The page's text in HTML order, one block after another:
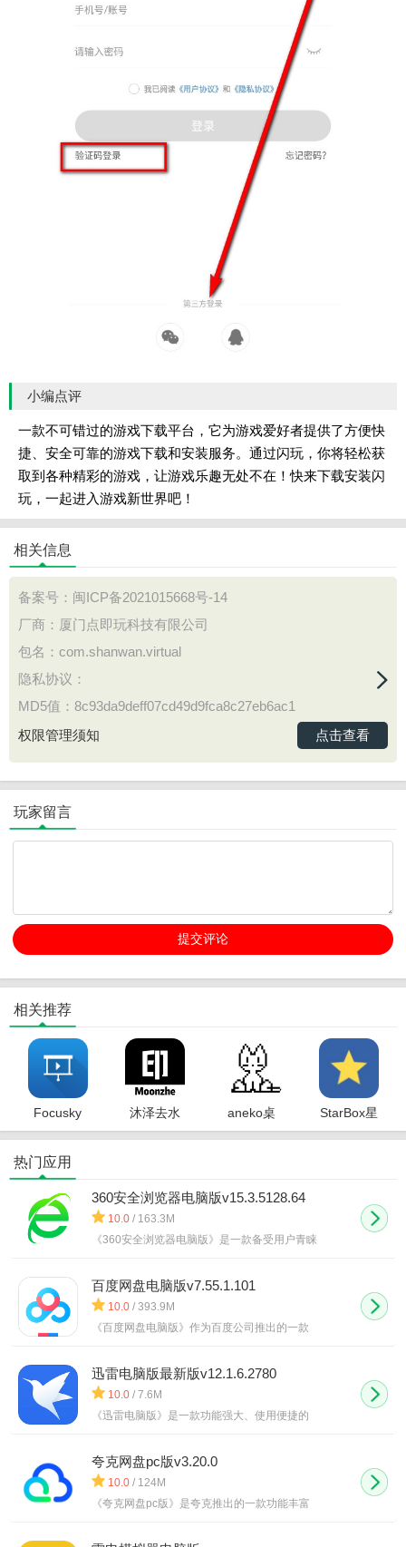
小编点评
一款不可错过的游戏下载平台，它为游戏爱好者提供了方便快
捷、安全可靠的游戏下载和安装服务。通过闪玩，你将轻松获
取到各种精彩的游戏，让游戏乐趣无处不在！快来下载安装闪
玩，一起进入游戏新世界吧！
相关信息
备案号： 闽ICP备2021015668号-14
厂商：厦门点即玩科技有限公司
包名：com.shanwan.virtual
隐私协议：
MD5值：8c93da9deff07cd49d9fca8c27eb6ac1
权限管理须知
点击查看
玩家留言
相关推荐
Focusky
动画演示
版
沐泽去水
印app
aneko桌
宠中文版
StarBox星
盒子官方
热门应用
360安全浏览器电脑版v15.3.5128.64
10.0 / 163.3M
《360安全浏览器电脑版》是一款备受用户青睐
百度网盘电脑版v7.55.1.101
10.0 / 393.9M
《百度网盘电脑版》作为百度公司推出的一款
迅雷电脑版最新版v12.1.6.2780
10.0 / 7.6M
《迅雷电脑版》是一款功能强大、使用便捷的
夸克网盘pc版v3.20.0
10.0 / 124M
《夸克网盘pc版》是夸克推出的一款功能丰富